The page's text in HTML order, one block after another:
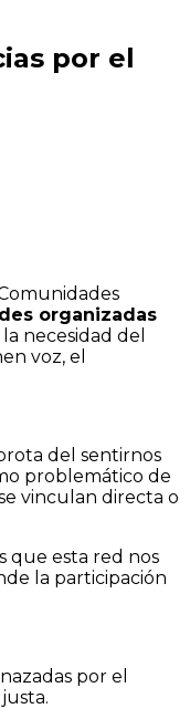
por el
organizadas
necesidad del
voz, el
del sentirnos
problemático de
vinculan directa o
que esta red nos
la participación
por el